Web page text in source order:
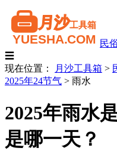
民
☰
现在位置：
月沙工具箱 >
2025年24节气 > 雨水
2025年雨水
是哪一天？